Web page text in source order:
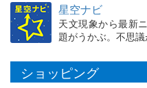
星空ナビ
天文現象から最新
題がうかぶ。不思
ショッピング